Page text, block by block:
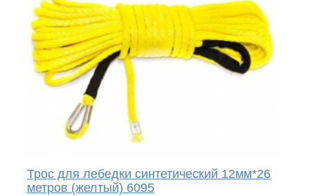
Трос для лебедки синтетический 12мм*26
метров (желтый) 6095